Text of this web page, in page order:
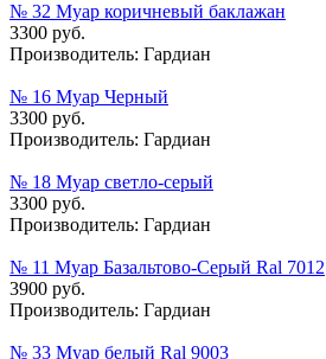
№ 32 Муар коричневый баклажан
3300 руб.
Производитель: Гардиан
№ 16 Муар Черный
3300 руб.
Производитель: Гардиан
№ 18 Муар cветло-cерый
3300 руб.
Производитель: Гардиан
№ 11 Муар Базальтово-Серый Ral 7012
3900 руб.
Производитель: Гардиан
№ 33 Муар белый Ral 9003